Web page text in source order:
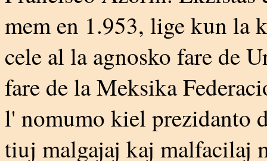
mem en 1.953, lige kun la
cele al la agnosko fare de
fare de la Meksika
l' nomumo kiel prezidanto
tiuj malgajaj kaj malfacilaj